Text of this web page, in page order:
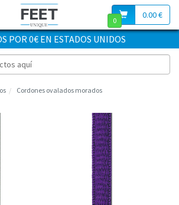
0.00 €
0
POR 0€ EN ESTADOS UNIDOS
Cordones ovalados morados